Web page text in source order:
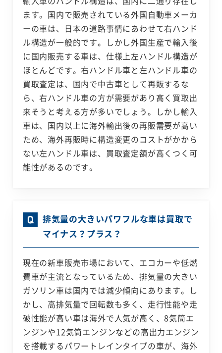
ます。国内で販売されている外国自動車メーカ
ーの車は、日本の道路事情にあわせて右ハンド
ル構造が一般的です。しかし外国生産で輸入後
に国内販売する車は、仕様上左ハンドル構造が
ほとんどです。右ハンドル車と左ハンドル車の
買取査定は、国内で中古車として再販するな
ら、右ハンドル車の方が需要があり高く買取出
来そうと考える方が多いでしょう。しかし輸入
車は、国内以上に海外輸出後の再販需要が高い
ため、海外再販時に構造変更のコストがかから
ない左ハンドル車は、買取査定額が高くつく可
能性があるのです。
排気量の大きいパワフルな車は買取で
マイナス？プラス？
現在の新車販売市場において、エコカーや低燃
費車が主流となっているため、排気量の大きい
ガソリン車は国内では減少傾向にあります。し
かし、高排気量で回転数も多く、走行性能や走
破性能が高い車は海外で人気が高く、8気筒エ
ンジンや12気筒エンジンなどの高出力エンジン
を搭載するパワートレインタイプの車が、海外